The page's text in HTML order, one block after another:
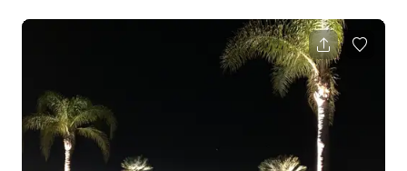
d'une vue montagneuse époustouflante. L'installation
équestre comprend une carrière de dressage réglementaire,
une carrière de saut, un marcheur automatique, un rond de
longe, 3 boxes de pansage, 4 douches pour chevaux, 2 salles
de bain avec douches, 3 bur